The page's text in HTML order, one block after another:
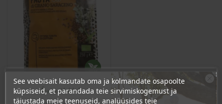
See veebisait kasutab oma ja kolmandate osapoolte
küpsiseid, et parandada teie sirvimiskogemust ja
täiustada meie teenuseid, analüüsides teie
Ära veel lahku!